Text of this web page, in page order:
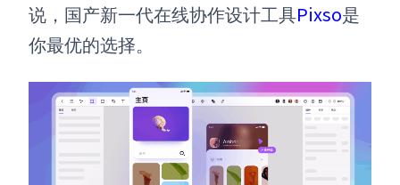
说，国产新一代在线协作设计工具Pixso是
你最优的选择。